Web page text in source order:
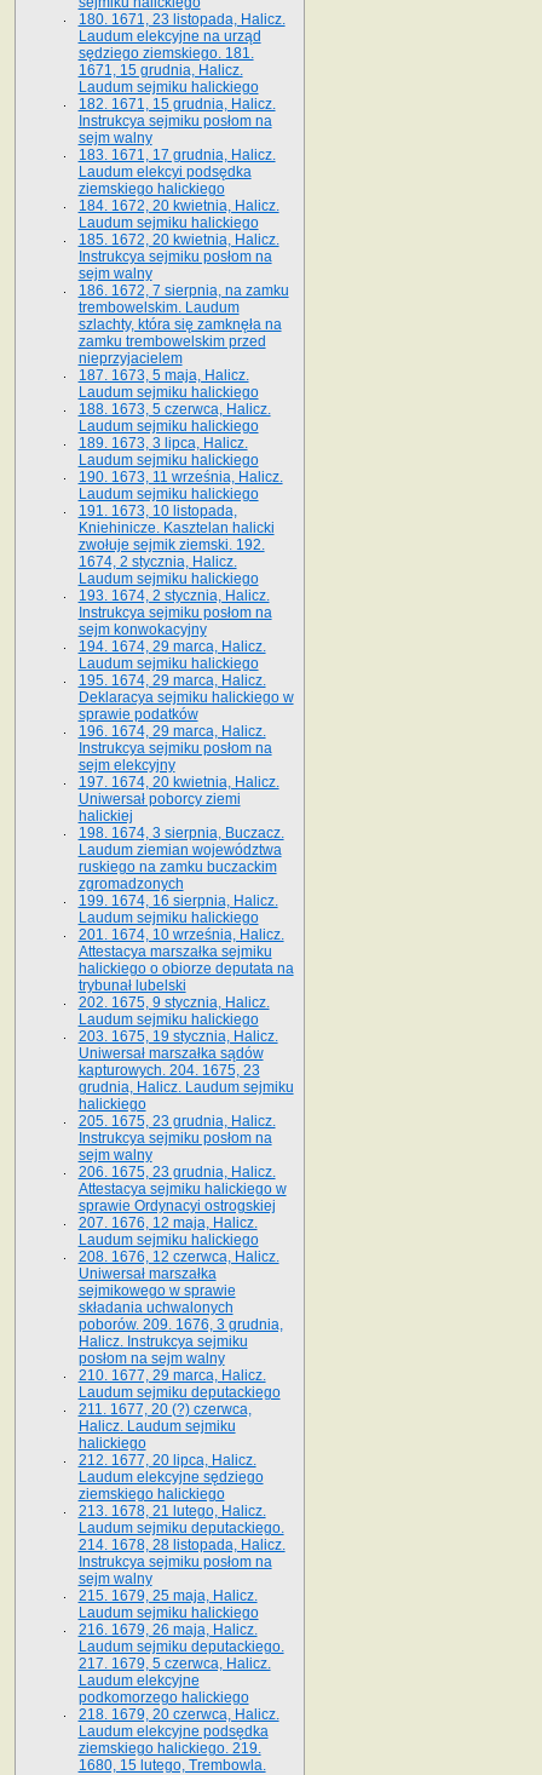
180. 1671, 23 listopada, Halicz.
Laudum elekcyjne na urząd
sędziego ziemskiego. 181.
1671, 15 grudnia, Halicz.
Laudum sejmiku halickiego
182. 1671, 15 grudnia, Halicz.
Instrukcya sejmiku posłom na
sejm walny
183. 1671, 17 grudnia, Halicz.
Laudum elekcyi podsędka
ziemskiego halickiego
184. 1672, 20 kwietnia, Halicz.
Laudum sejmiku halickiego
185. 1672, 20 kwietnia, Halicz.
Instrukcya sejmiku posłom na
sejm walny
186. 1672, 7 sierpnia, na zamku
trembowelskim. Laudum
szlachty, która się zamknęła na
zamku trembowelskim przed
nieprzyjacielem
187. 1673, 5 maja, Halicz.
Laudum sejmiku halickiego
188. 1673, 5 czerwca, Halicz.
Laudum sejmiku halickiego
189. 1673, 3 lipca, Halicz.
Laudum sejmiku halickiego
190. 1673, 11 września, Halicz.
Laudum sejmiku halickiego
191. 1673, 10 listopada,
Kniehinicze. Kasztelan halicki
zwołuje sejmik ziemski. 192.
1674, 2 stycznia, Halicz.
Laudum sejmiku halickiego
193. 1674, 2 stycznia, Halicz.
Instrukcya sejmiku posłom na
sejm konwokacyjny
194. 1674, 29 marca, Halicz.
Laudum sejmiku halickiego
195. 1674, 29 marca, Halicz.
Deklaracya sejmiku halickiego w
sprawie podatków
196. 1674, 29 marca, Halicz.
Instrukcya sejmiku posłom na
sejm elekcyjny
197. 1674, 20 kwietnia, Halicz.
Uniwersał poborcy ziemi
halickiej
198. 1674, 3 sierpnia, Buczacz.
Laudum ziemian województwa
ruskiego na zamku buczackim
zgromadzonych
199. 1674, 16 sierpnia, Halicz.
Laudum sejmiku halickiego
201. 1674, 10 września, Halicz.
Attestacya marszałka sejmiku
halickiego o obiorze deputata na
trybunał lubelski
202. 1675, 9 stycznia, Halicz.
Laudum sejmiku halickiego
203. 1675, 19 stycznia, Halicz.
Uniwersał marszałka sądów
kapturowych. 204. 1675, 23
grudnia, Halicz. Laudum sejmiku
halickiego
205. 1675, 23 grudnia, Halicz.
Instrukcya sejmiku posłom na
sejm walny
206. 1675, 23 grudnia, Halicz.
Attestacya sejmiku halickiego w
sprawie Ordynacyi ostrogskiej
207. 1676, 12 maja, Halicz.
Laudum sejmiku halickiego
208. 1676, 12 czerwca, Halicz.
Uniwersał marszałka
sejmikowego w sprawie
składania uchwalonych
poborów. 209. 1676, 3 grudnia,
Halicz. Instrukcya sejmiku
posłom na sejm walny
210. 1677, 29 marca, Halicz.
Laudum sejmiku deputackiego
211. 1677, 20 (?) czerwca,
Halicz. Laudum sejmiku
halickiego
212. 1677, 20 lipca, Halicz.
Laudum elekcyjne sędziego
ziemskiego halickiego
213. 1678, 21 lutego, Halicz.
Laudum sejmiku deputackiego.
214. 1678, 28 listopada, Halicz.
Instrukcya sejmiku posłom na
sejm walny
215. 1679, 25 maja, Halicz.
Laudum sejmiku halickiego
216. 1679, 26 maja, Halicz.
Laudum sejmiku deputackiego.
217. 1679, 5 czerwca, Halicz.
Laudum elekcyjne
podkomorzego halickiego
218. 1679, 20 czerwca, Halicz.
Laudum elekcyjne podsędka
ziemskiego halickiego. 219.
1680, 15 lutego, Trembowla.